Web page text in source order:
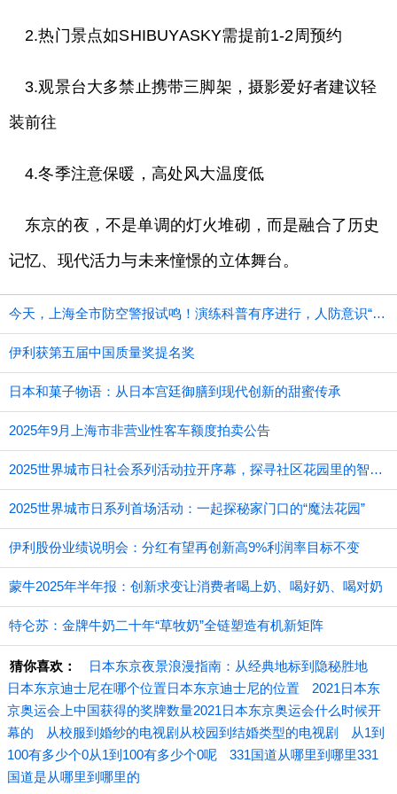
2.热门景点如SHIBUYASKY需提前1-2周预约
3.观景台大多禁止携带三脚架，摄影爱好者建议轻
装前往
4.冬季注意保暖，高处风大温度低
东京的夜，不是单调的灯火堆砌，而是融合了历史
记忆、现代活力与未来憧憬的立体舞台。
今天，上海全市防空警报试鸣！演练科普有序进行，人防意识“声入人心”
伊利获第五届中国质量奖提名奖
日本和菓子物语：从日本宫廷御膳到现代创新的甜蜜传承
2025年9月上海市非营业性客车额度拍卖公告
2025世界城市日社会系列活动拉开序幕，探寻社区花园里的智慧应用
2025世界城市日系列首场活动：一起探秘家门口的“魔法花园”
伊利股份业绩说明会：分红有望再创新高9%利润率目标不变
蒙牛2025年半年报：创新求变让消费者喝上奶、喝好奶、喝对奶
特仑苏：金牌牛奶二十年“草牧奶”全链塑造有机新矩阵
猜你喜欢：
日本东京夜景浪漫指南：从经典地标到隐秘胜地
日本东京迪士尼在哪个位置日本东京迪士尼的位置
2021日本东
京奥运会上中国获得的奖牌数量2021日本东京奥运会什么时候开
幕的
从校服到婚纱的电视剧从校园到结婚类型的电视剧
从1到
100有多少个0从1到100有多少个0呢
331国道从哪里到哪里331
国道是从哪里到哪里的